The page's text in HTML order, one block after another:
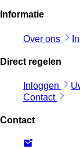
Informatie
Over ons
Direct regelen
Inloggen
Contact
Contact